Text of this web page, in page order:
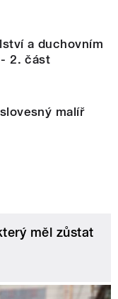
a duchovním
2. část
malíř
měl zůstat